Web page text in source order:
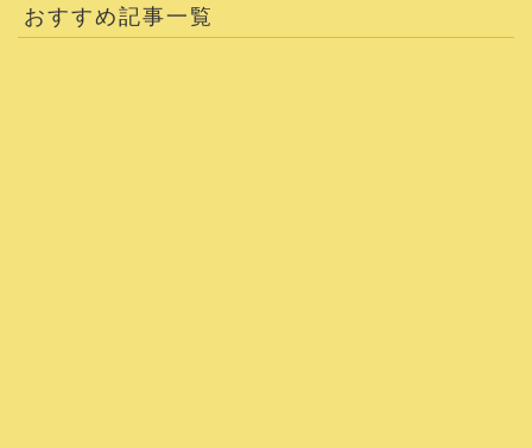
おすすめ記事一覧